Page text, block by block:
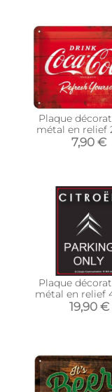
Plaque
métal en relief
cm (Coca Cola
Rouge)
7,90 €
Plaque
métal en relief
cm (Citroën
Only)
19,90 €